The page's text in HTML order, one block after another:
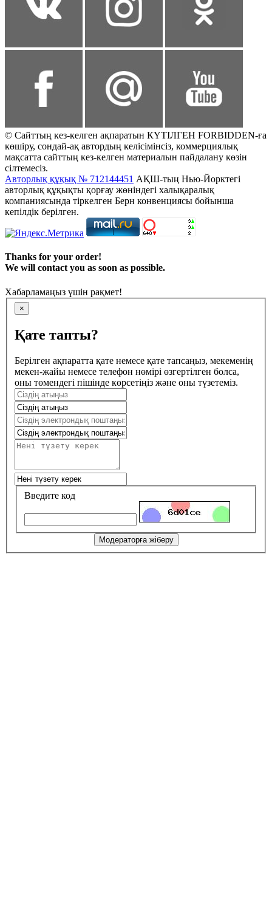
© Сайттың кез-келген ақпаратын КҮТІЛГЕН FORBIDDEN-ға
көшіру, сондай-ақ автордың келісімінсіз, коммерциялық
мақсатта сайттың кез-келген материалын пайдалану көзін
сілтемесіз.
Авторлық құқық № 712144451 АҚШ-тың Нью-Йорктегі
авторлық құқықты қорғау жөніндегі халықаралық
компаниясында тіркелген Берн конвенциясы бойынша
кепілдік берілген.
Thanks for your order!
We will contact you as soon as possible.
Хабарламаңыз үшін рақмет!
×
Қате тапты?
Берілген ақпаратта қате немесе қате тапсаңыз, мекеменің
мекен-жайы немесе телефон нөмірі өзгертілген болса,
оны төмендегі пішінде көрсетіңіз және оны түзетеміз.
Введите код
Модераторға жіберу